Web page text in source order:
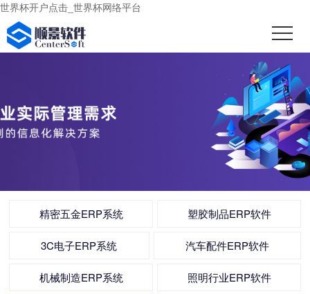
世界杯开户点击_世界杯网络平台
精密五金ERP系统 塑胶制品ERP软件
3C电子ERP系统 汽车配件ERP软件
机械制造ERP系统 照明行业ERP软件